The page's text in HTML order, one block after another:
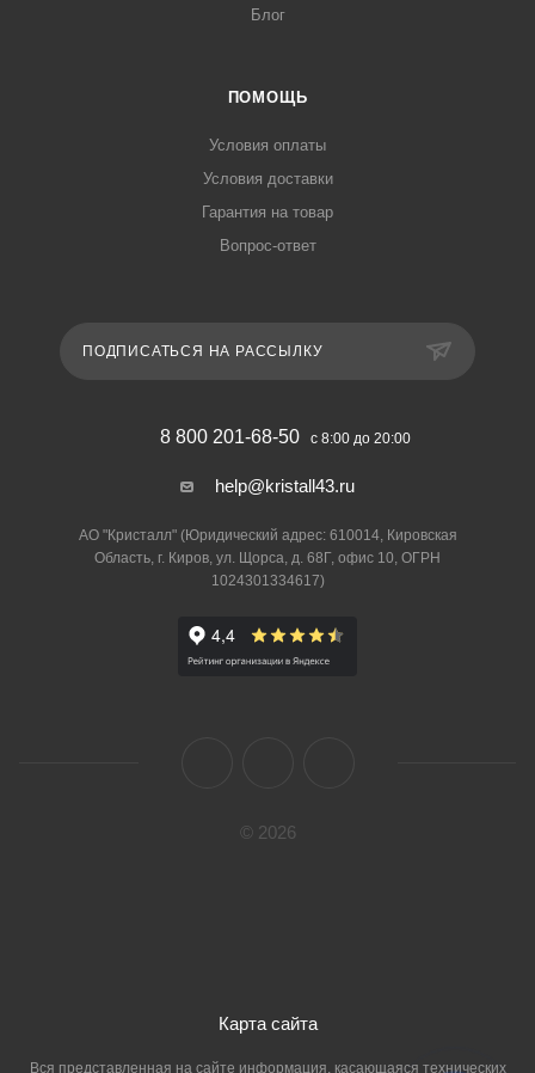
Блог
ПОМОЩЬ
Условия оплаты
Условия доставки
Гарантия на товар
Вопрос-ответ
ПОДПИСАТЬСЯ НА РАССЫЛКУ
8 800 201-68-50 с 8:00 до 20:00
help@kristall43.ru
АО "Кристалл" (Юридический адрес: 610014, Кировская
Область, г. Киров, ул. Щорса, д. 68Г, офис 10, ОГРН
1024301334617)
© 2026
Карта сайта
Вся представленная на сайте информация, касающаяся технических